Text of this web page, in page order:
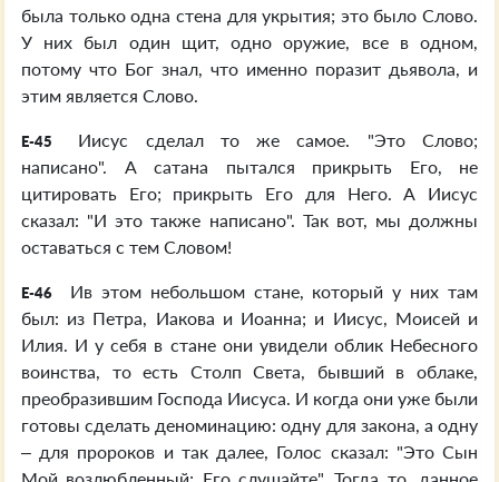
была только одна стена для укрытия; это было Слово.
У них был один щит, одно оружие, все в одном,
потому что Бог знал, что именно поразит дьявола, и
этим является Слово.
E-45
Иисус сделал то же самое. "Это Слово;
написано". А сатана пытался прикрыть Его, не
цитировать Его; прикрыть Его для Него. А Иисус
сказал: "И это также написано". Так вот, мы должны
оставаться с тем Словом!
E-46
Ив этом небольшом стане, который у них там
был: из Петра, Иакова и Иоанна; и Иисус, Моисей и
Илия. И у себя в стане они увидели облик Небесного
воинства, то есть Столп Света, бывший в облаке,
преобразившим Господа Иисуса. И когда они уже были
готовы сделать деноминацию: одну для закона, а одну
– для пророков и так далее, Голос сказал: "Это Сын